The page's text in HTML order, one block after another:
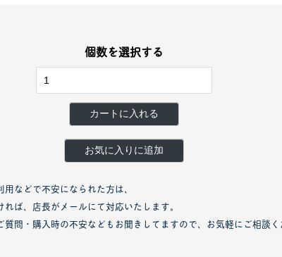
個数を選択する
カートに入れる
お気に入りに追加
などで不安になられた方は、
ば、店長がメールにて対応いたします。
問・購入時の不安などもお聞きしてますので、お気軽にご相談